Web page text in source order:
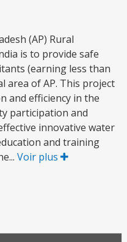
(AP) Rural
is to provide safe
(earning less than
area of AP. This project
and efficiency in the
participation and
innovative water
and training
Voir plus